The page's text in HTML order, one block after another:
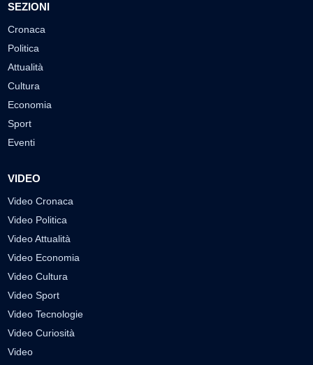
SEZIONI
Cronaca
Politica
Attualità
Cultura
Economia
Sport
Eventi
VIDEO
Video Cronaca
Video Politica
Video Attualità
Video Economia
Video Cultura
Video Sport
Video Tecnologie
Video Curiosità
Video